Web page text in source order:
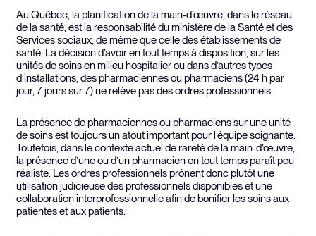
Au Québec, la planification de la main-d’œuvre, dans le réseau
de la santé, est la responsabilité du ministère de la Santé et des
Services sociaux, de même que celle des établissements de
santé. La décision d’avoir en tout temps à disposition, sur les
unités de soins en milieu hospitalier ou dans d’autres types
d’installations, des pharmaciennes ou pharmaciens (24 h par
jour, 7 jours sur 7) ne relève pas des ordres professionnels.
La présence de pharmaciennes ou pharmaciens sur une unité
de soins est toujours un atout important pour l’équipe soignante.
Toutefois, dans le contexte actuel de rareté de la main-d’œuvre,
la présence d’une ou d’un pharmacien en tout temps paraît peu
réaliste. Les ordres professionnels prônent donc plutôt une
utilisation judicieuse des professionnels disponibles et une
collaboration interprofessionnelle afin de bonifier les soins aux
patientes et aux patients.